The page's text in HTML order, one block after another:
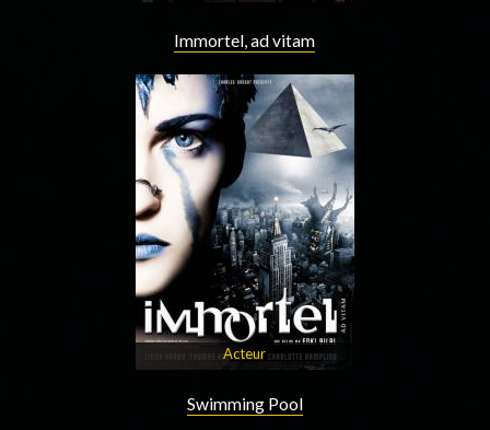
Immortel, ad vitam
Acteur
Swimming Pool